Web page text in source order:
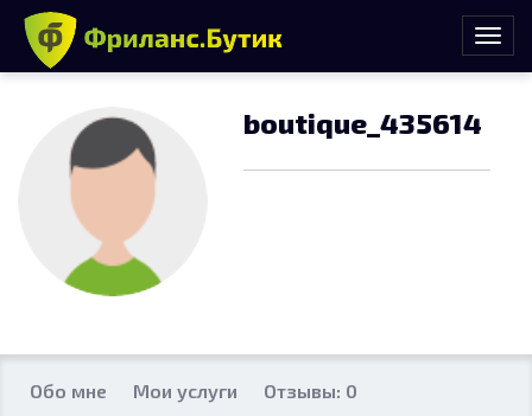
boutique_435614
Обо мне Мои услуги
Отзывы: 0